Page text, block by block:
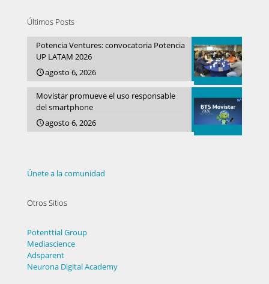
Últimos Posts
Potencia Ventures: convocatoria Potencia
UP LATAM 2026
agosto 6, 2026
Movistar promueve el uso responsable
del smartphone
agosto 6, 2026
Únete a la comunidad
Otros Sitios
Potenttial Group
Mediascience
Adsparent
Neurona Digital Academy